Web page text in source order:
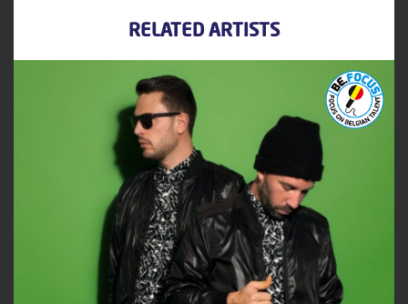
RELATED ARTISTS